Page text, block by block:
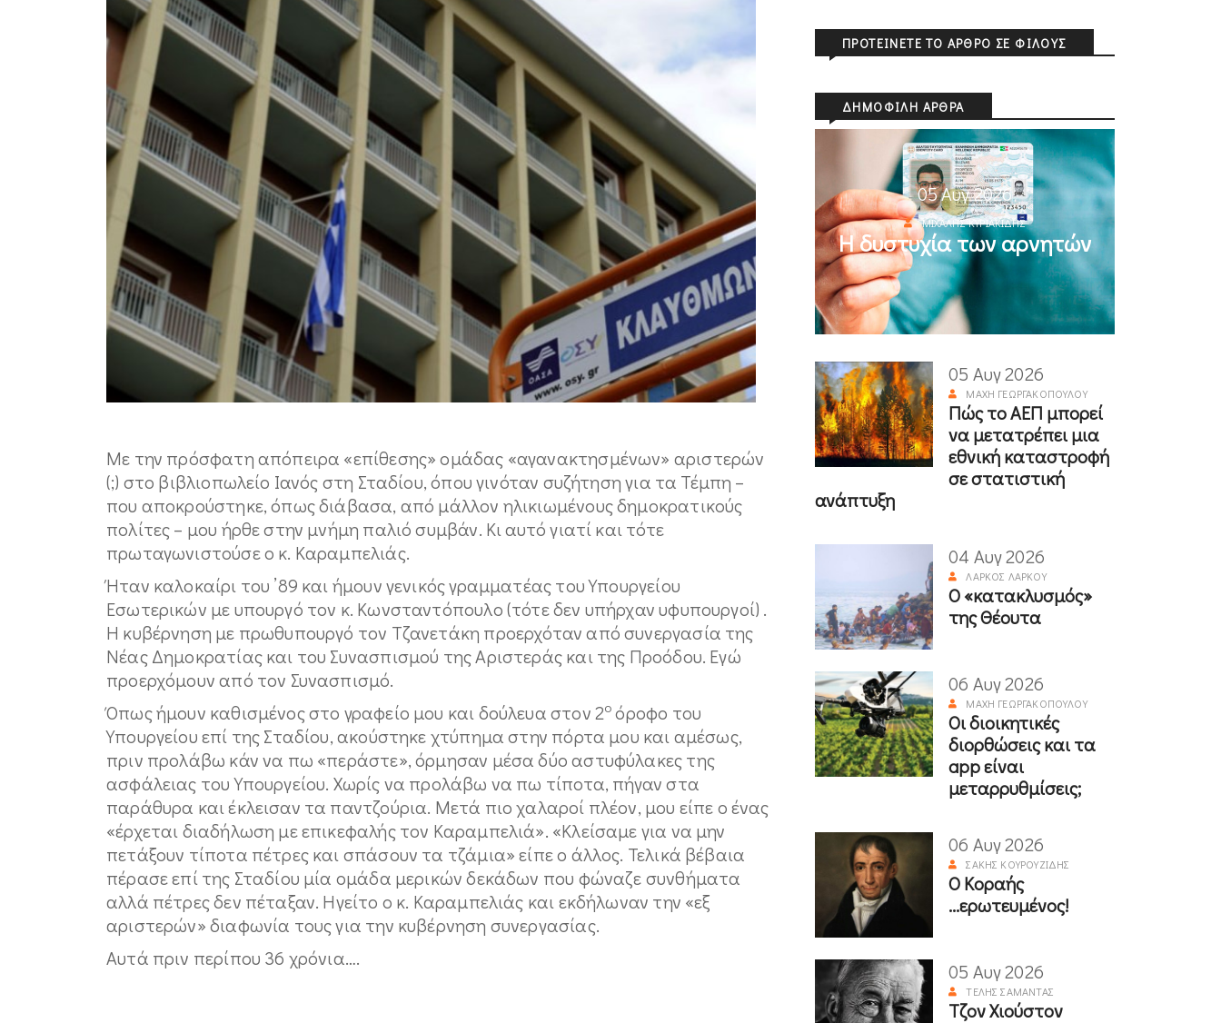
Με την πρόσφατη απόπειρα «επίθεσης» ομάδας «αγανακτησμένων» αριστερών
(;) στο βιβλιοπωλείο Ιανός στη Σταδίου, όπου γινόταν συζήτηση για τα Τέμπη –
που αποκρούστηκε, όπως διάβασα, από μάλλον ηλικιωμένους δημοκρατικούς
πολίτες – μου ήρθε στην μνήμη παλιό συμβάν. Κι αυτό γιατί και τότε
πρωταγωνιστούσε ο κ. Καραμπελιάς.
Ήταν καλοκαίρι του ’89 και ήμουν γενικός γραμματέας του Υπουργείου
Εσωτερικών με υπουργό τον κ. Κωνσταντόπουλο (τότε δεν υπήρχαν υφυπουργοί) .
Η κυβέρνηση με πρωθυπουργό τον Τζανετάκη προερχόταν από συνεργασία της
Νέας Δημοκρατίας και του Συνασπισμού της Αριστεράς και της Προόδου. Εγώ
προερχόμουν από τον Συνασπισμό.
Όπως ήμουν καθισμένος στο γραφείο μου και δούλευα στον 2ο όροφο του
Υπουργείου επί της Σταδίου, ακούστηκε χτύπημα στην πόρτα μου και αμέσως,
πριν προλάβω κάν να πω «περάστε», όρμησαν μέσα δύο αστυφύλακες της
ασφάλειας του Υπουργείου. Χωρίς να προλάβω να πω τίποτα, πήγαν στα
παράθυρα και έκλεισαν τα παντζούρια. Μετά πιο χαλαροί πλέον, μου είπε ο ένας
«έρχεται διαδήλωση με επικεφαλής τον Καραμπελιά». «Κλείσαμε για να μην
πετάξουν τίποτα πέτρες και σπάσουν τα τζάμια» είπε ο άλλος. Τελικά βέβαια
πέρασε επί της Σταδίου μία ομάδα μερικών δεκάδων που φώναζε συνθήματα
αλλά πέτρες δεν πέταξαν. Ηγείτο ο κ. Καραμπελιάς και εκδήλωναν την «εξ
αριστερών» διαφωνία τους για την κυβέρνηση συνεργασίας.
Αυτά πριν περίπου 36 χρόνια….
ΠΡΟΤΕΊΝΕΤΕ ΤΟ ΆΡΘΡΟ ΣΕ ΦΊΛΟΥΣ
ΔΗΜΟΦΙΛΉ ΆΡΘΡΑ
05 Αυγ 2026
ΜΙΧΆΛΗΣ ΚΥΡΙΑΚΊΔΗΣ
Η δυστυχία των αρνητών
05 Αυγ 2026
ΜΆΧΗ ΓΕΩΡΓΑΚΟΠΟΎΛΟΥ
Πώς το ΑΕΠ μπορεί
να μετατρέπει μια
εθνική καταστροφή
σε στατιστική
ανάπτυξη
04 Αυγ 2026
ΛΆΡΚΟΣ ΛΆΡΚΟΥ
Ο «κατακλυσμός»
της Θέουτα
06 Αυγ 2026
ΜΆΧΗ ΓΕΩΡΓΑΚΟΠΟΎΛΟΥ
Οι διοικητικές
διορθώσεις και τα
app είναι
μεταρρυθμίσεις;
06 Αυγ 2026
ΣΆΚΗΣ ΚΟΥΡΟΥΖΊΔΗΣ
Ο Κοραής
...ερωτευμένος!
05 Αυγ 2026
ΤΈΛΗΣ ΣΑΜΑΝΤΆΣ
Τζον Χιούστον